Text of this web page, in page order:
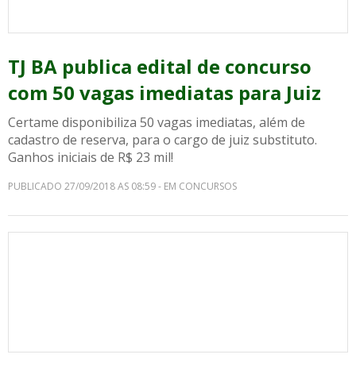
TJ BA publica edital de concurso
com 50 vagas imediatas para Juiz
Certame disponibiliza 50 vagas imediatas, além de
cadastro de reserva, para o cargo de juiz substituto.
Ganhos iniciais de R$ 23 mil!
PUBLICADO 27/09/2018 AS 08:59 - EM CONCURSOS